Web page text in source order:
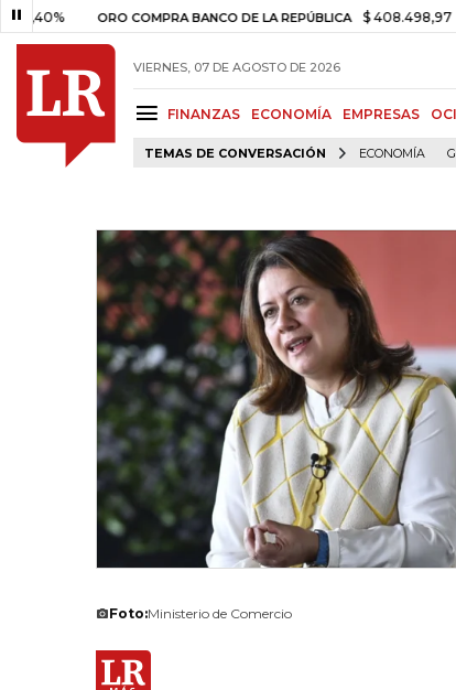
ORO COMPRA BANCO DE LA REPÚBLICA $ 408.498,97 +$
VIERNES, 07 DE AGOSTO DE 2026
FINANZAS ECONOMÍA EMPRESAS
TEMAS DE CONVERSACIÓN ECONOMÍA
Foto:Ministerio de Comercio